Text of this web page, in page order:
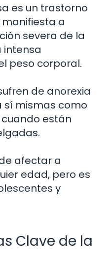
es un trastorno
a
severa de la
intensa
peso corporal.
de anorexia
sí mismas como
están
afectar a
edad, pero es
y
Clave de la